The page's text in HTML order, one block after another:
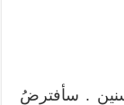
. سأفترضُ